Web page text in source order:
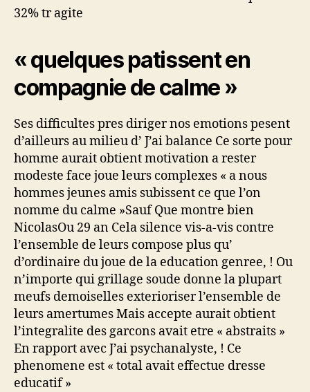
32% tr agite
« quelques patissent en
compagnie de calme »
Ses difficultes pres diriger nos emotions pesent
d’ailleurs au milieu d’ J’ai balance Ce sorte pour
homme aurait obtient motivation a rester
modeste face joue leurs complexes « a nous
hommes jeunes amis subissent ce que l’on
nomme du calme »Sauf Que montre bien
NicolasOu 29 an Cela silence vis-a-vis contre
l’ensemble de leurs compose plus qu’
d’ordinaire du joue de la education genree, ! Ou
n’importe qui grillage soude donne la plupart
meufs demoiselles exterioriser l’ensemble de
leurs amertumes Mais accepte aurait obtient
l’integralite des garcons avait etre « abstraits »
En rapport avec J’ai psychanalyste, ! Ce
phenomene est « total avait effectue dresse
educatif »